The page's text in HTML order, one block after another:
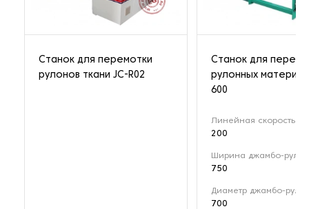
Станок для перемотки
рулонов ткани JC-R02
Станок для
рулонных
600
Линейная скорость
200
Ширина джамбо-
750
Диаметр джамбо-
700